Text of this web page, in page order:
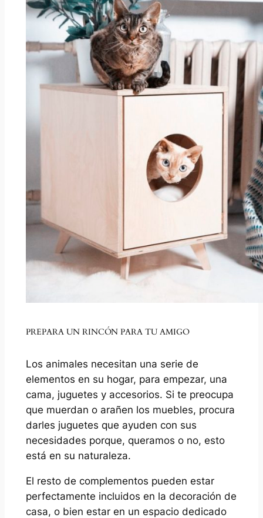
PREPARA UN RINCÓN PARA TU AMIGO
Los animales necesitan una serie de
elementos en su hogar, para empezar, una
cama, juguetes y accesorios. Si te preocupa
que muerdan o arañen los muebles, procura
darles juguetes que ayuden con sus
necesidades porque, queramos o no, esto
está en su naturaleza.
El resto de complementos pueden estar
perfectamente incluidos en la decoración de
casa, o bien estar en un espacio dedicado